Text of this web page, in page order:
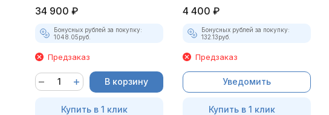
34 900 ₽
Бонусных рублей за покупку:
1048.05руб.
Предзаказ
В корзину
Купить в 1 клик
4 400 ₽
Бонусных рублей за покупку:
132.13руб.
Предзаказ
Уведомить
Купить в 1 клик